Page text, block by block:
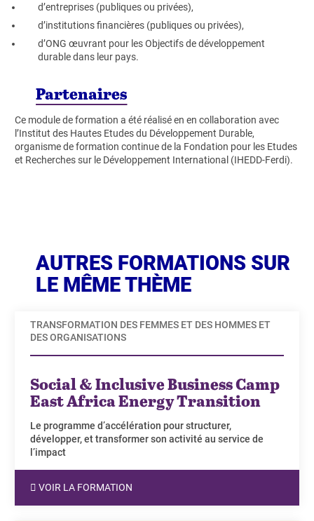
d’entreprises (publiques ou privées),
d’institutions financières (publiques ou privées),
d’ONG œuvrant pour les Objectifs de développement
durable dans leur pays.
Partenaires
Ce module de formation a été réalisé en en collaboration avec
l’Institut des Hautes Etudes du Développement Durable,
organisme de formation continue de la Fondation pour les Etudes
et Recherches sur le Développement International (IHEDD-Ferdi).
AUTRES FORMATIONS SUR
LE MÊME THÈME
TRANSFORMATION DES FEMMES ET DES HOMMES ET
DES ORGANISATIONS
Social & Inclusive Business Camp
East Africa Energy Transition
Le programme d’accélération pour structurer,
développer, et transformer son activité au service de
l’impact
VOIR LA FORMATION